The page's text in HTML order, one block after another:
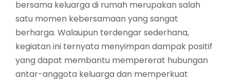
bersama keluarga di rumah merupakan salah
satu momen kebersamaan yang sangat
berharga. Walaupun terdengar sederhana,
kegiatan ini ternyata menyimpan dampak positif
yang dapat membantu mempererat hubungan
antar-anggota keluarga dan memperkuat